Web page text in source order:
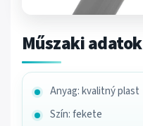
Műszaki adatok
Anyag: kvalitný plast
Szín: fekete